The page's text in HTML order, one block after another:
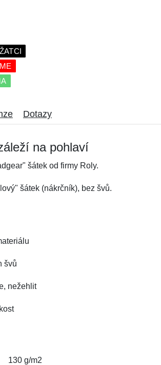
Dotazy
na pohlaví
šátek od firmy Roly.
šátek (nákrčník), bez švů.
švů
nežehlit
130 g/m2